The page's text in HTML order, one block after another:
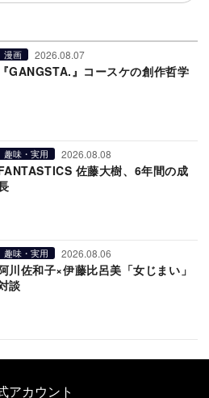
漫画 2026.08.07
『GANGSTA.』コースケの創作哲学
趣味・実用 2026.08.08
佐藤大樹、6年間の成
趣味・実用 2026.08.06
川佐和子×伊藤比呂美「女じまい」
談
アカウント